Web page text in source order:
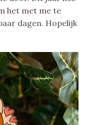
het met me te
dagen. Hopelijk